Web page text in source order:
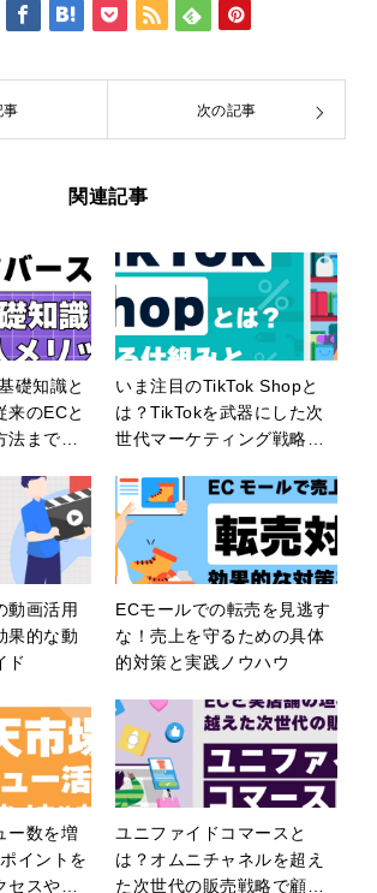
事 次の記事
関連記事
礎知識と
来のECと
法まで、
説！
いま注目のTikTok Shopと
は？TikTokを武器にした次
世代マーケティング戦略を
動画活用
果的な動
ド
ECモールでの転売を見逃す
な！売上を守るための具体
的対策と実践ノウハウ
ー数を増
イントを
セスや転
ユニファイドコマースと
は？オムニチャネルを超え
た次世代の販売戦略で顧客